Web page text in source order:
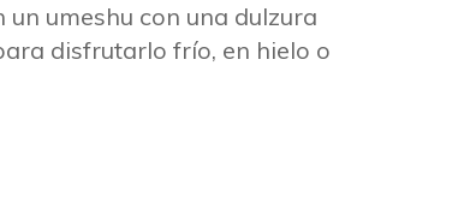
umeshu con una dulzura
disfrutarlo frío, en hielo o